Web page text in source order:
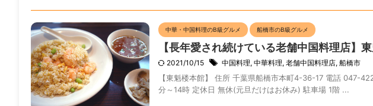
中華・中国料理のB級グルメ 船橋市のB級グルメ
【長年愛され続けている老舗中国料理店】
2021/10/15 中国料理, 中華料理, 老舗中国料理店, 船橋市
【東魁楼本館】 住所 千葉県船橋市本町4-36-17 電話 047-
分～14時 定休日 無休(元旦だけはお休み) 駐車場 1階 ...